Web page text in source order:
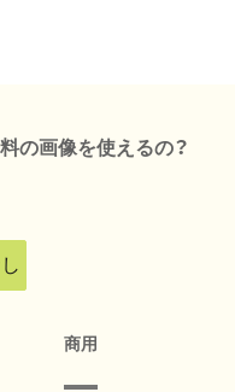
の画像を使えるの？
商用